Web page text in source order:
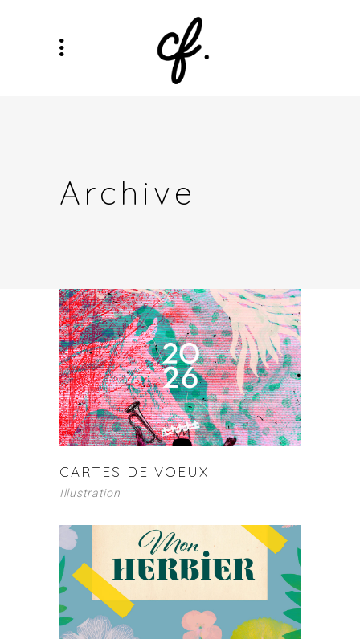
Archive
CARTES DE VOEUX
Illustration